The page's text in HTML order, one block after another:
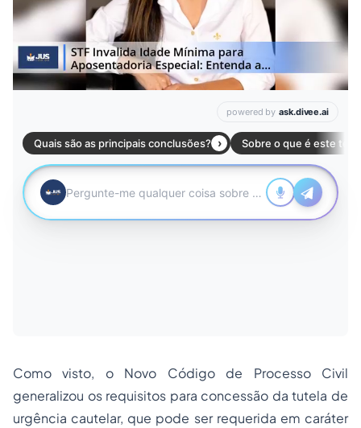
Como visto, o Novo Código de Processo Civil
generalizou os requisitos para concessão da tutela de
urgência cautelar, que pode ser requerida em caráter